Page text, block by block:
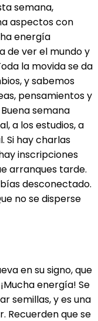
semana,
aspectos con
energía
de ver el mundo y
la movida se da
y sabemos
pensamientos y
semana
a los estudios, a
Si hay charlas
inscripciones
arranques tarde.
desconectado.
no se disperse
en su signo, que
energía! Se
semillas, y es una
Recuerden que se